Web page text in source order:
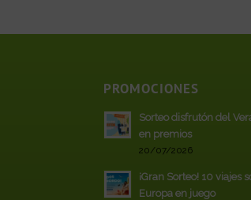
PROMOCIONES
Sorteo disfrutón del
en premios
20/07/2026
¡Gran Sorteo! 10 viajes
Europa en juego